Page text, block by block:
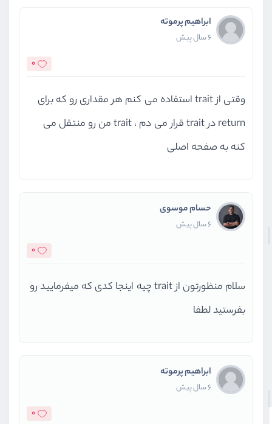
ابراهیم پرموته
6 سال پیش
0
وقتی از trait استفاده می کنم هر مقداری رو که برای
return در trait قرار می دم ، trait من رو منتقل می
کنه به صفحه اصلی
حسام موسوی
6 سال پیش
0
سلام منظورتون از trait چیه اینجا کدی که میفرمایید رو
بفرستید لطفا
ابراهیم پرموته
6 سال پیش
0